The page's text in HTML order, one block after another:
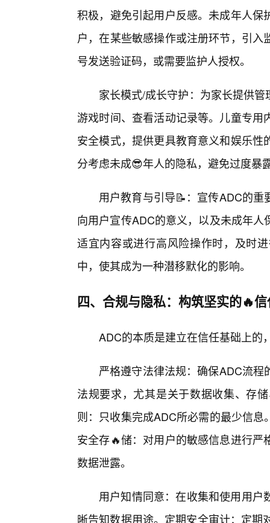
积极，避免引起用户反感。未成年人
户，在某些敏感操作或注册环节，引
号发送验证码，或需要监护人授权。
家长模式/成长守护：为家长提供
游戏时间、查看活动记录等。儿童专
安全模式，提供更具教育意义和娱乐
分考虑未成😎年人的隐私，避免过度暴
用户教育与引导📝：宣传ADC的
向用户宣传ADC的意义，以及未成年
适宜内容或进行高风险操作时，及时
中，使其成为一种潜移默化的影响。
四、合规与隐私：构筑坚实的🔥
ADC的本质是建立在信任基础上的
严格遵守法律法规：确保ADC流
法规要求，尤其是关于数据收集、存
则：只收集完成ADC所必需的最少信
安全存🔥储：对用户的敏感信息进行
数据泄露。
用户知情同意：在收集和使用用
晰告知数据用途。定期安全审计：定